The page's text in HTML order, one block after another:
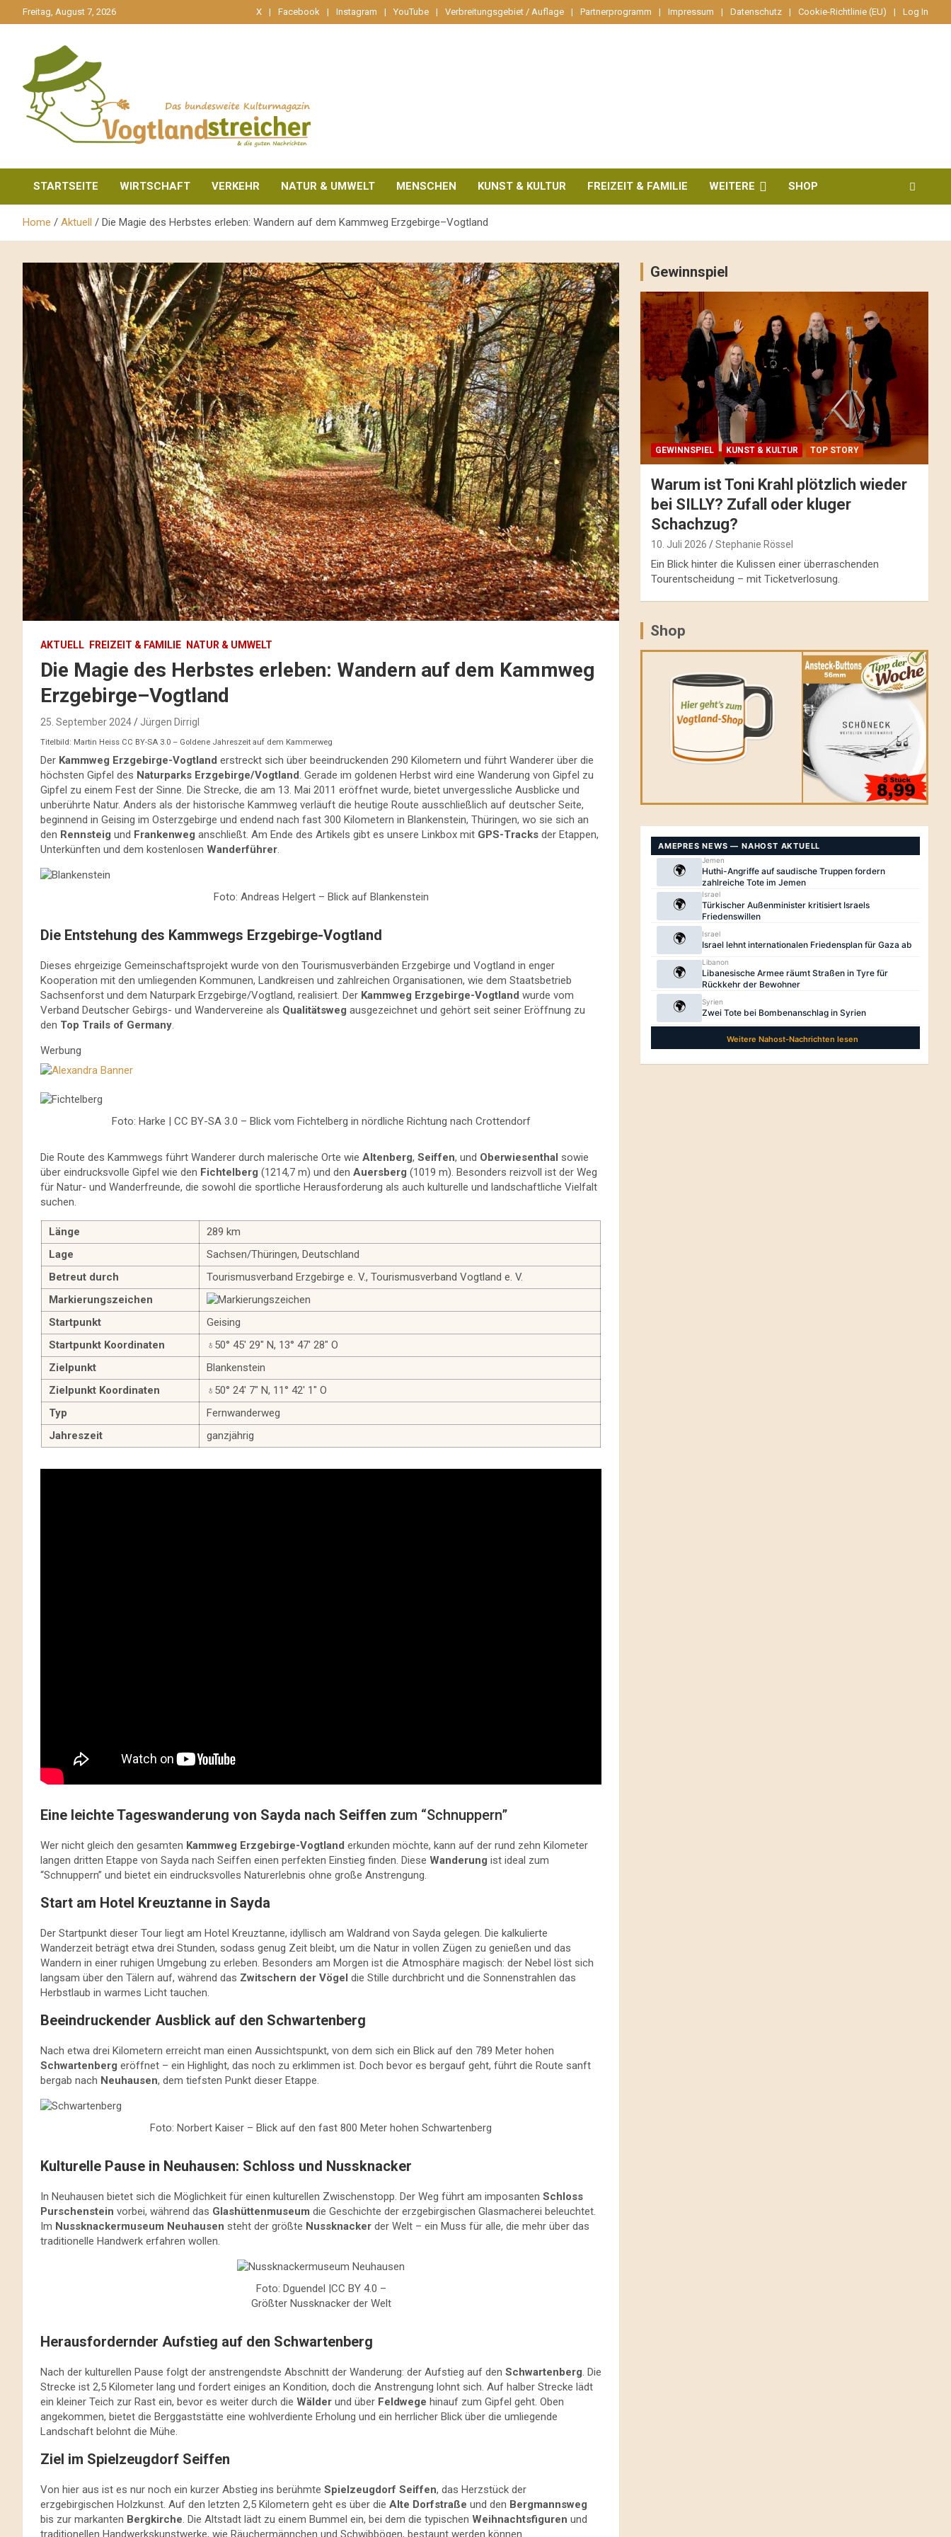
zum
Freitag, August 7, 2026 X Facebook Instagram YouTube Verbreitungsgebiet / Auflage Partnerprogramm Impressum Datenschutz Cookie-Richtlinie (EU) Log In
Vogtlandstreicher
STARTSEITE WIRTSCHAFT VERKEHR NATUR & UMWELT MENSCHEN KUNST & KULTUR FREIZEIT & FAMILIE WEITERE SHOP
Home Aktuell Die Magie des Herbstes erleben: Wandern auf dem Kammweg Erzgebirge–Vogtland
AKTUELL FREIZEIT & FAMILIE NATUR & UMWELT
Die Magie des Herbstes erleben: Wandern auf dem Kammweg
Erzgebirge–Vogtland
25. September 2024 Jürgen Dirrigl
Titelbild: Martin Heiss CC BY-SA 3.0 – Goldene Jahreszeit auf dem Kammerweg
Der Kammweg Erzgebirge-Vogtland erstreckt sich über beeindruckenden 290 Kilometern und führt Wanderer über die
höchsten Gipfel des Naturparks Erzgebirge/Vogtland . Gerade im goldenen Herbst wird eine Wanderung von Gipfel zu
Gipfel zu einem Fest der Sinne. Die Strecke, die am 13. Mai 2011 eröffnet wurde, bietet unvergessliche Ausblicke und
unberührte Natur. Anders als der historische Kammweg verläuft die heutige Route ausschließlich auf deutscher Seite,
beginnend in Geising im Osterzgebirge und endend nach fast 300 Kilometern in Blankenstein, Thüringen, wo sie sich an
den Rennsteig und Frankenweg anschließt. Am Ende des Artikels gibt es unsere Linkbox mit GPS-Tracks der Etappen,
Unterkünften und dem kostenlosen Wanderführer
Foto: Andreas Helgert – Blick auf Blankenstein
Die Entstehung des Kammwegs Erzgebirge-Vogtland
Dieses ehrgeizige Gemeinschaftsprojekt wurde von den Tourismusverbänden Erzgebirge und Vogtland in enger
Kooperation mit den umliegenden Kommunen, Landkreisen und zahlreichen Organisationen, wie dem Staatsbetrieb
Sachsenforst und dem Naturpark Erzgebirge/Vogtland, realisiert. Der Kammweg Erzgebirge-Vogtland wurde vom
Verband Deutscher Gebirgs- und Wandervereine als Qualitätsweg ausgezeichnet und gehört seit seiner Eröffnung zu
den Top Trails of Germany
Werbung
Foto: Harke | CC BY-SA 3.0 – Blick vom Fichtelberg in nördliche Richtung nach Crottendorf
Die Route des Kammwegs führt Wanderer durch malerische Orte wie Altenberg, Seiffen, und Oberwiesenthal sowie
über eindrucksvolle Gipfel wie den Fichtelberg (1214,7 m) und den Auersberg (1019 m). Besonders reizvoll ist der Weg
für Natur- und Wanderfreunde, die sowohl die sportliche Herausforderung als auch kulturelle und landschaftliche Vielfalt
suchen.
Länge
289 km
Lage
Sachsen/Thüringen, Deutschland
Betreut durch
Tourismusverband Erzgebirge e. V., Tourismusverband Vogtland e. V.
Markierungszeichen
Startpunkt
Geising
Startpunkt Koordinaten
♁50° 45′ 29″ N, 13° 47′ 28″ O
Zielpunkt
Blankenstein
Zielpunkt Koordinaten
♁50° 24′ 7″ N, 11° 42′ 1″ O
Typ
Fernwanderweg
Jahreszeit
ganzjährig
Eine leichte Tageswanderung von Sayda nach Seiffen zum “Schnuppern”
Wer nicht gleich den gesamten Kammweg Erzgebirge-Vogtland erkunden möchte, kann auf der rund zehn Kilometer
langen dritten Etappe von Sayda nach Seiffen einen perfekten Einstieg finden. Diese Wanderung ist ideal zum
“Schnuppern” und bietet ein eindrucksvolles Naturerlebnis ohne große Anstrengung.
Start am Hotel Kreuztanne in Sayda
Der Startpunkt dieser Tour liegt am Hotel Kreuztanne, idyllisch am Waldrand von Sayda gelegen. Die kalkulierte
Wanderzeit beträgt etwa drei Stunden, sodass genug Zeit bleibt, um die Natur in vollen Zügen zu genießen und das
Wandern in einer ruhigen Umgebung zu erleben. Besonders am Morgen ist die Atmosphäre magisch: der Nebel löst sich
langsam über den Tälern auf, während das Zwitschern der Vögel die Stille durchbricht und die Sonnenstrahlen das
Herbstlaub in warmes Licht tauchen.
Beeindruckender Ausblick auf den Schwartenberg
Nach etwa drei Kilometern erreicht man einen Aussichtspunkt, von dem sich ein Blick auf den 789 Meter hohen
Schwartenberg eröffnet – ein Highlight, das noch zu erklimmen ist. Doch bevor es bergauf geht, führt die Route sanft
bergab nach Neuhausen, dem tiefsten Punkt dieser Etappe.
Foto: Norbert Kaiser – Blick auf den fast 800 Meter hohen Schwartenberg
Kulturelle Pause in Neuhausen: Schloss und Nussknacker
In Neuhausen bietet sich die Möglichkeit für einen kulturellen Zwischenstopp. Der Weg führt am imposanten Schloss
Purschenstein vorbei, während das Glashüttenmuseum die Geschichte der erzgebirgischen Glasmacherei beleuchtet.
Im Nussknackermuseum Neuhausen steht der größte Nussknacker der Welt – ein Muss für alle, die mehr über das
traditionelle Handwerk erfahren wollen.
Foto: Dguendel |CC BY 4.0 –
Größter Nussknacker der Welt
Herausfordernder Aufstieg auf den Schwartenberg
Nach der kulturellen Pause folgt der anstrengendste Abschnitt der Wanderung: der Aufstieg auf den Schwartenberg. Die
Strecke ist 2,5 Kilometer lang und fordert einiges an Kondition, doch die Anstrengung lohnt sich. Auf halber Strecke lädt
ein kleiner Teich zur Rast ein, bevor es weiter durch die Wälder und über Feldwege hinauf zum Gipfel geht. Oben
angekommen, bietet die Berggaststätte eine wohlverdiente Erholung und ein herrlicher Blick über die umliegende
Landschaft belohnt die Mühe.
Ziel im Spielzeugdorf Seiffen
Von hier aus ist es nur noch ein kurzer Abstieg ins berühmte Spielzeugdorf Seiffen, das Herzstück der
erzgebirgischen Holzkunst. Auf den letzten 2,5 Kilometern geht es über die Alte Dorfstraße und den Bergmannsweg
bis zur markanten Bergkirche. Die Altstadt lädt zu einem Bummel ein, bei dem die typischen Weihnachtsfiguren und
traditionellen Handwerkskunstwerke, wie Räuchermännchen und Schwibbögen, bestaunt werden können.
Gewinnspiel
GEWINNSPIEL KUNST & KULTUR TOP STORY
Warum ist Toni Krahl plötzlich wieder
bei SILLY? Zufall oder kluger
Schachzug?
10. Juli 2026 Stephanie Rössel
Ein Blick hinter die Kulissen einer überraschenden
Tourentscheidung – mit Ticketverlosung.
Shop